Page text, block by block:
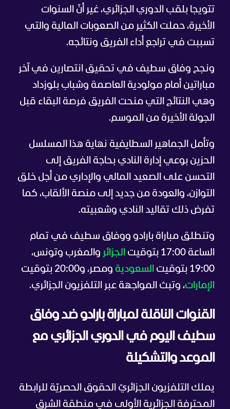
تتويجا بلقب الدوري الجزائري، غير أنّ السنوات
الأخيرة، حملت الكثير من الصعوبات المالية والتي
تسببت في تراجع أداء الفريق ونتائجه.
ونجح وفاق سطيف في تحقيق انتصارين في آخر
مباراتين أمام مولودية العاصمة وشباب بلوزداد
وهي النتائج التي منحت الفريق فرصة البقاء قبل
الجولة الأخيرة من الموسم.
وتأمل الجماهير السطايفية نهاية هذا المسلسل
الحزين بوعي إدارة النادي بحاجة الفريق إلى
التحسن على الصعيد المالي والإداري من أجل خلق
التوازن، والعودة من جديد إلى منصة الألقاب، كما
تفرض ذلك تقاليد النادي وشعبيته.
وتنطلق مباراة بارادو ووفاق سطيف في تمام
الساعة 17:00 بتوقيت
الجزائر والمغرب وتونس،
19:00 بتوقيت
السعودية ومصر، و20:00 بتوقيت
الإمارات، وتبث المواجهة عبر التلفزيون الجزائري.
القنوات الناقلة لمباراة بارادو ضد وفاق
سطيف اليوم في الدوري الجزائري مع
الموعد والتشكيلة
يملك التلفزيون الجزائريّ الحقوق الحصريّة للرابطة
المحترفة الجزائرية الأولى في منطقة الشرق